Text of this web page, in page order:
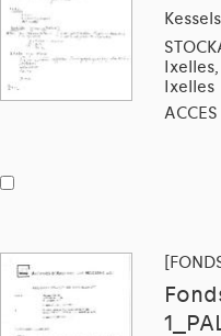
Ixelles